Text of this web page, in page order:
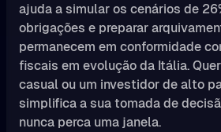
ajuda a simular os cenários de
obrigações e preparar
permanecem em conformidade
fiscais em evolução da Itália.
casual ou um investidor de alto
simplifica a sua tomada de
nunca perca uma janela.